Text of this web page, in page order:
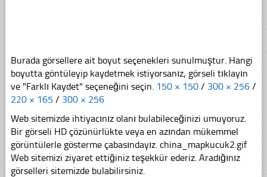
Burada görsellere ait boyut seçenekleri sunulmuştur. Hangi
boyutta göntüleyip kaydetmek istiyorsanız, görseli tıklayın
ve "Farklı Kaydet" seçeneğini seçin. 150 × 150 / 300 × 256 /
220 × 165 / 300 × 256
Web sitemizde ihtiyacınız olanı bulabileceğinizi umuyoruz.
Bir görseli HD çözünürlükte veya en azından mükemmel
görüntülerle gösterme çabasındayız. china_mapkucuk2.gif
Web sitemizi ziyaret ettiğiniz teşekkür ederiz. Aradığınız
görselleri sitemizde bulabilirsiniz.